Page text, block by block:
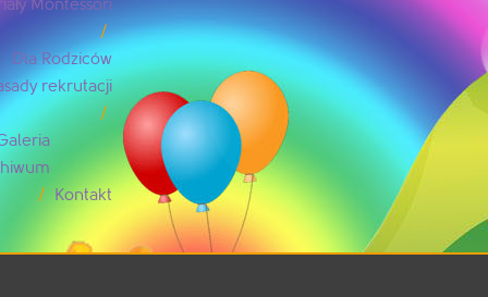
Montessori
Dla Rodziców
rekrutacji
Kontakt